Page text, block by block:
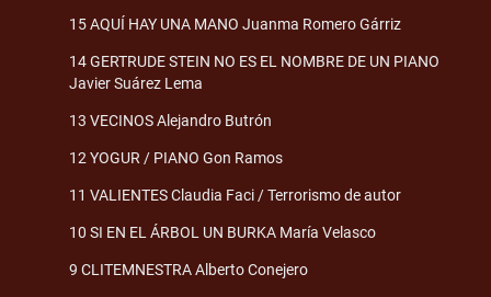
15 AQUÍ HAY UNA MANO Juanma Romero Gárriz
14 GERTRUDE STEIN NO ES EL NOMBRE DE UN PIANO
Javier Suárez Lema
13 VECINOS Alejandro Butrón
12 YOGUR / PIANO Gon Ramos
11 VALIENTES Claudia Faci / Terrorismo de autor
10 SI EN EL ÁRBOL UN BURKA María Velasco
9 CLITEMNESTRA Alberto Conejero